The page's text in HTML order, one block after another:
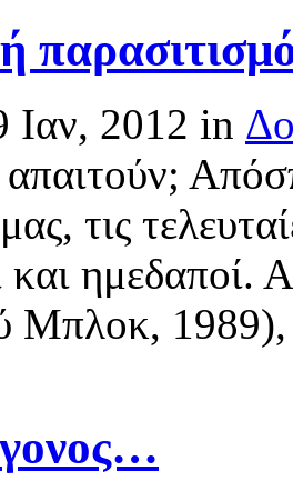
Ιαν, 2012 in
απαιτούν;
τις
και ημεδαποί.
Μπλοκ, 1989),